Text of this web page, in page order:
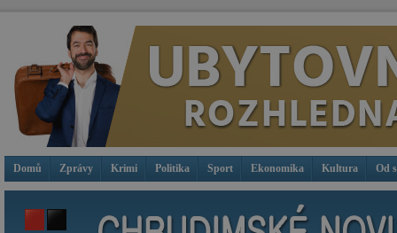
Domů Zprávy Krimi Politika Sport Ekonomika Kultura Od